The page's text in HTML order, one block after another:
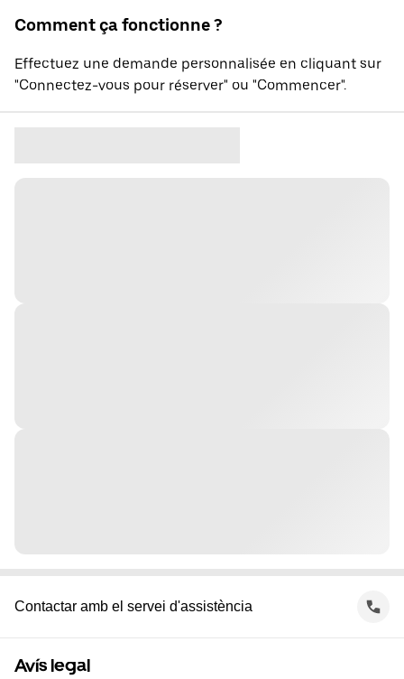
Comment ça fonctionne ?
Effectuez une demande personnalisée en cliquant sur
"Connectez-vous pour réserver" ou "Commencer".
Contactar amb el servei d'assistència
Avís legal